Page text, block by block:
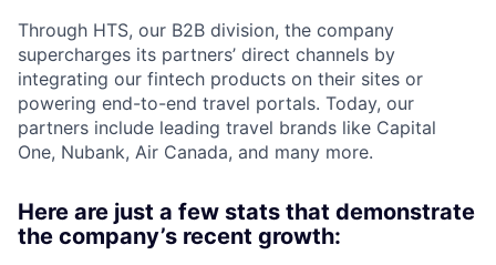
Through HTS, our B2B division, the company
supercharges its partners’ direct channels by
integrating our fintech products on their sites or
powering end-to-end travel portals. Today, our
partners include leading travel brands like Capital
One, Nubank, Air Canada, and many more.
Here are just a few stats that demonstrate
the company’s recent growth: